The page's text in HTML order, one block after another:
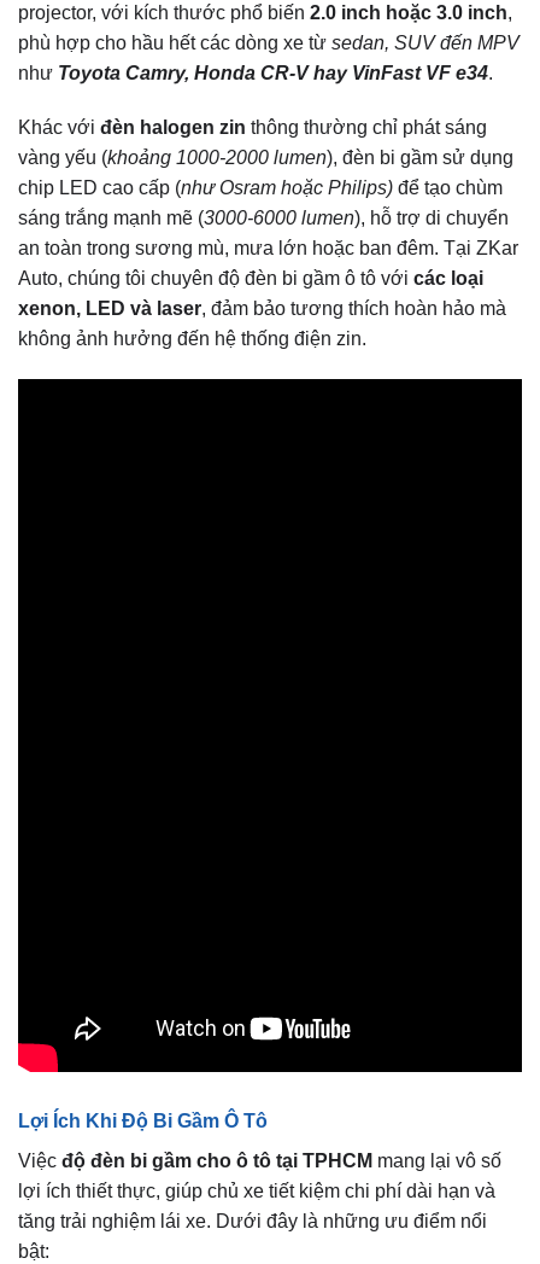
projector, với kích thước phổ biến 2.0 inch hoặc 3.0 inch,
phù hợp cho hầu hết các dòng xe từ sedan, SUV đến MPV
như Toyota Camry, Honda CR-V hay VinFast VF e34.
Khác với đèn halogen zin thông thường chỉ phát sáng
vàng yếu (khoảng 1000-2000 lumen), đèn bi gầm sử dụng
chip LED cao cấp (như Osram hoặc Philips) để tạo chùm
sáng trắng mạnh mẽ (3000-6000 lumen), hỗ trợ di chuyển
an toàn trong sương mù, mưa lớn hoặc ban đêm. Tại ZKar
Auto, chúng tôi chuyên độ đèn bi gầm ô tô với các loại
xenon, LED và laser, đảm bảo tương thích hoàn hảo mà
không ảnh hưởng đến hệ thống điện zin.
Lợi Ích Khi Độ Bi Gầm Ô Tô
Việc độ đèn bi gầm cho ô tô tại TPHCM mang lại vô số
lợi ích thiết thực, giúp chủ xe tiết kiệm chi phí dài hạn và
tăng trải nghiệm lái xe. Dưới đây là những ưu điểm nổi
bật: